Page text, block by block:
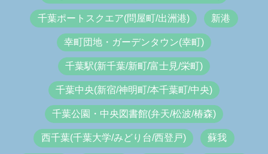
千葉ポートスクエア(問屋町/出洲港) 新港
幸町団地・ガーデンタウン(幸町)
千葉駅(新千葉/新町/富士見/栄町)
千葉中央(新宿/神明町/本千葉町/中央)
千葉公園・中央図書館(弁天/松波/椿森)
西千葉(千葉大学/みどり台/西登戸) 蘇我